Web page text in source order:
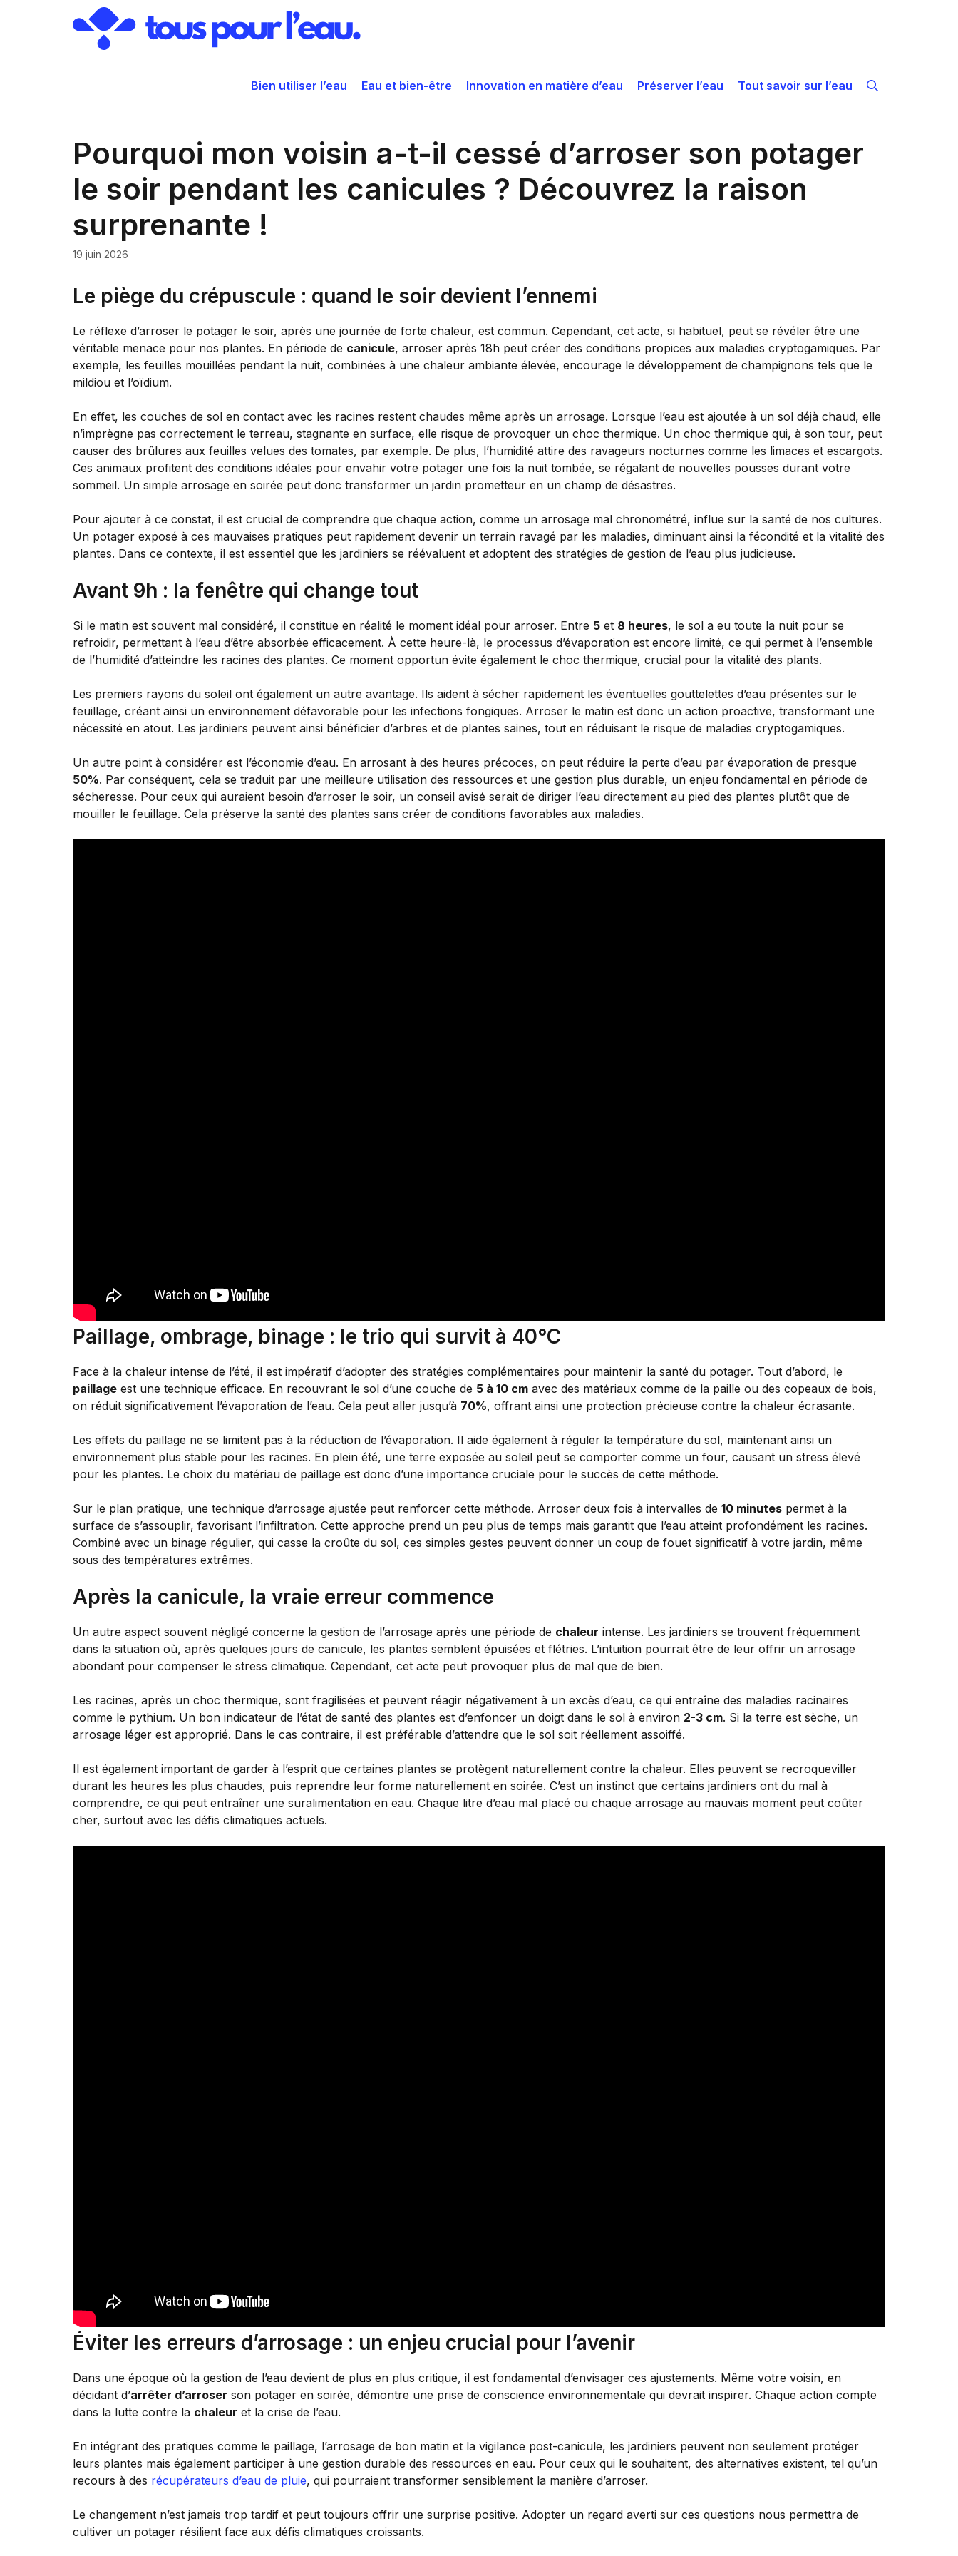
Bien utiliser l’eau Eau et bien-être Innovation en matière d’eau Préserver l’eau Tout savoir sur l’eau
Pourquoi mon voisin a-t-il cessé d’arroser son potager
le soir pendant les canicules ? Découvrez la raison
surprenante !
19 juin 2026
Le piège du crépuscule : quand le soir devient l’ennemi
Le réflexe d’arroser le potager le soir, après une journée de forte chaleur, est commun. Cependant, cet acte, si habituel, peut se révéler être une
véritable menace pour nos plantes. En période de canicule, arroser après 18h peut créer des conditions propices aux maladies cryptogamiques. Par
exemple, les feuilles mouillées pendant la nuit, combinées à une chaleur ambiante élevée, encourage le développement de champignons tels que le
mildiou et l’oïdium.
En effet, les couches de sol en contact avec les racines restent chaudes même après un arrosage. Lorsque l’eau est ajoutée à un sol déjà chaud, elle
n’imprègne pas correctement le terreau, stagnante en surface, elle risque de provoquer un choc thermique. Un choc thermique qui, à son tour, peut
causer des brûlures aux feuilles velues des tomates, par exemple. De plus, l’humidité attire des ravageurs nocturnes comme les limaces et escargots.
Ces animaux profitent des conditions idéales pour envahir votre potager une fois la nuit tombée, se régalant de nouvelles pousses durant votre
sommeil. Un simple arrosage en soirée peut donc transformer un jardin prometteur en un champ de désastres.
Pour ajouter à ce constat, il est crucial de comprendre que chaque action, comme un arrosage mal chronométré, influe sur la santé de nos cultures.
Un potager exposé à ces mauvaises pratiques peut rapidement devenir un terrain ravagé par les maladies, diminuant ainsi la fécondité et la vitalité des
plantes. Dans ce contexte, il est essentiel que les jardiniers se réévaluent et adoptent des stratégies de gestion de l’eau plus judicieuse.
Avant 9h : la fenêtre qui change tout
Si le matin est souvent mal considéré, il constitue en réalité le moment idéal pour arroser. Entre 5 et 8 heures, le sol a eu toute la nuit pour se
refroidir, permettant à l’eau d’être absorbée efficacement. À cette heure-là, le processus d’évaporation est encore limité, ce qui permet à l’ensemble
de l’humidité d’atteindre les racines des plantes. Ce moment opportun évite également le choc thermique, crucial pour la vitalité des plants.
Les premiers rayons du soleil ont également un autre avantage. Ils aident à sécher rapidement les éventuelles gouttelettes d’eau présentes sur le
feuillage, créant ainsi un environnement défavorable pour les infections fongiques. Arroser le matin est donc un action proactive, transformant une
nécessité en atout. Les jardiniers peuvent ainsi bénéficier d’arbres et de plantes saines, tout en réduisant le risque de maladies cryptogamiques.
Un autre point à considérer est l’économie d’eau. En arrosant à des heures précoces, on peut réduire la perte d’eau par évaporation de presque
50%. Par conséquent, cela se traduit par une meilleure utilisation des ressources et une gestion plus durable, un enjeu fondamental en période de
sécheresse. Pour ceux qui auraient besoin d’arroser le soir, un conseil avisé serait de diriger l’eau directement au pied des plantes plutôt que de
mouiller le feuillage. Cela préserve la santé des plantes sans créer de conditions favorables aux maladies.
Paillage, ombrage, binage : le trio qui survit à 40°C
Face à la chaleur intense de l’été, il est impératif d’adopter des stratégies complémentaires pour maintenir la santé du potager. Tout d’abord, le
paillage est une technique efficace. En recouvrant le sol d’une couche de 5 à 10 cm avec des matériaux comme de la paille ou des copeaux de bois,
on réduit significativement l’évaporation de l’eau. Cela peut aller jusqu’à 70%, offrant ainsi une protection précieuse contre la chaleur écrasante.
Les effets du paillage ne se limitent pas à la réduction de l’évaporation. Il aide également à réguler la température du sol, maintenant ainsi un
environnement plus stable pour les racines. En plein été, une terre exposée au soleil peut se comporter comme un four, causant un stress élevé
pour les plantes. Le choix du matériau de paillage est donc d’une importance cruciale pour le succès de cette méthode.
Sur le plan pratique, une technique d’arrosage ajustée peut renforcer cette méthode. Arroser deux fois à intervalles de 10 minutes permet à la
surface de s’assouplir, favorisant l’infiltration. Cette approche prend un peu plus de temps mais garantit que l’eau atteint profondément les racines.
Combiné avec un binage régulier, qui casse la croûte du sol, ces simples gestes peuvent donner un coup de fouet significatif à votre jardin, même
sous des températures extrêmes.
Après la canicule, la vraie erreur commence
Un autre aspect souvent négligé concerne la gestion de l’arrosage après une période de chaleur intense. Les jardiniers se trouvent fréquemment
dans la situation où, après quelques jours de canicule, les plantes semblent épuisées et flétries. L’intuition pourrait être de leur offrir un arrosage
abondant pour compenser le stress climatique. Cependant, cet acte peut provoquer plus de mal que de bien.
Les racines, après un choc thermique, sont fragilisées et peuvent réagir négativement à un excès d’eau, ce qui entraîne des maladies racinaires
comme le pythium. Un bon indicateur de l’état de santé des plantes est d’enfoncer un doigt dans le sol à environ 2-3 cm. Si la terre est sèche, un
arrosage léger est approprié. Dans le cas contraire, il est préférable d’attendre que le sol soit réellement assoiffé.
Il est également important de garder à l’esprit que certaines plantes se protègent naturellement contre la chaleur. Elles peuvent se recroqueviller
durant les heures les plus chaudes, puis reprendre leur forme naturellement en soirée. C’est un instinct que certains jardiniers ont du mal à
comprendre, ce qui peut entraîner une suralimentation en eau. Chaque litre d’eau mal placé ou chaque arrosage au mauvais moment peut coûter
cher, surtout avec les défis climatiques actuels.
Éviter les erreurs d’arrosage : un enjeu crucial pour l’avenir
Dans une époque où la gestion de l’eau devient de plus en plus critique, il est fondamental d’envisager ces ajustements. Même votre voisin, en
décidant d’arrêter d’arroser son potager en soirée, démontre une prise de conscience environnementale qui devrait inspirer. Chaque action compte
dans la lutte contre la chaleur et la crise de l’eau.
En intégrant des pratiques comme le paillage, l’arrosage de bon matin et la vigilance post-canicule, les jardiniers peuvent non seulement protéger
leurs plantes mais également participer à une gestion durable des ressources en eau. Pour ceux qui le souhaitent, des alternatives existent, tel qu’un
recours à des récupérateurs d’eau de pluie, qui pourraient transformer sensiblement la manière d’arroser.
Le changement n’est jamais trop tardif et peut toujours offrir une surprise positive. Adopter un regard averti sur ces questions nous permettra de
cultiver un potager résilient face aux défis climatiques croissants.